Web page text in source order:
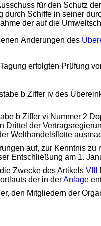
für den Schutz
durch Schiffe in seiner
der auf die
Änderungen des
erfolgten Prüfung
b Ziffer iv des
b Ziffer vi Nummer 2
Drittel der
Welthandelsflotte
auf, zur Kenntnis zu
Entschließung am 1.
Zwecke des Artikels VIII
der in derAnlage
den Mitgliedern der